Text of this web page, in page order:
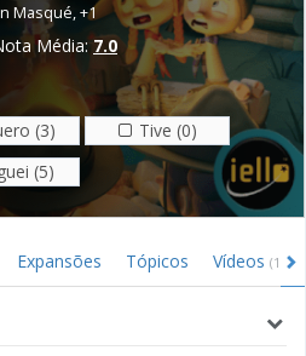
Masqué,+1
Média:7.0
(3)
Tive (0)
(5)
Expansões Tópicos Vídeos (1)